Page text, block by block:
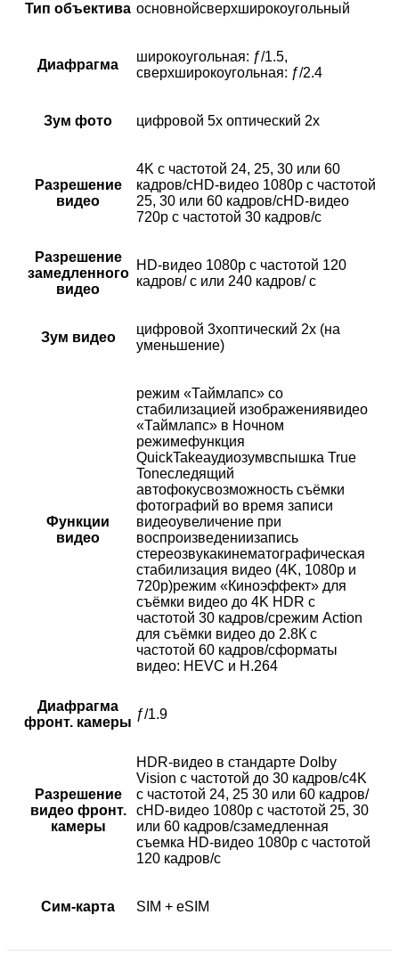
Тип объектива основнойсверхширокоугольный
Диафрагма
широкоугольная: ƒ/1.5,
сверхшироко­угольная: ƒ/2.4
Зум фото цифровой 5x оптический 2x
Разрешение
видео
4K с частотой 24, 25, 30 или 60
кадров/сHD-видео 1080p с частотой
25, 30 или 60 кадров/сHD-видео
720p с частотой 30 кадров/с
Разрешение
замедленного
видео
HD-видео 1080р c частотой 120
кадров/ с или 240 кадров/ с
Зум видео
цифровой 3хоптический 2x (на
уменьшение)
Функции
видео
режим «Таймлапс» со
стабилизацией изображениявидео
«Таймлапс» в Ночном
режимефункция
QuickTakeаудиозумвспышка True
Toneследящий
автофокусвозможность съёмки
фотографий во время записи
видеоувеличение при
воспроизведениизапись
стереозвукакинематографическая
стабилизация видео (4K, 1080p и
720p)режим «Киноэффект» для
съёмки видео до 4K HDR с
частотой 30 кадров/срежим Action
для съёмки видео до 2.8К с
частотой 60 кадров/сформаты
видео: HEVC и H.264
Диафрагма
фронт. камеры
ƒ/1.9
Разрешение
видео фронт.
камеры
HDR‑видео в стандарте Dolby
Vision с частотой до 30 кадров/с4K
с частотой 24, 25 30 или 60 кадров/
сHD-видео 1080p с частотой 25, 30
или 60 кадров/сзамедленная
съемка HD-видео 1080p с частотой
120 кадров/с
Сим-карта SIM + eSIM